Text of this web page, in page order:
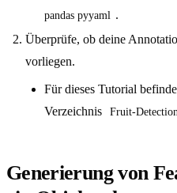
pandas pyyaml .
Überprüfe, ob deine
vorliegen.
Für dieses Tutorial
Verzeichnis
Fruit-
Generierung von